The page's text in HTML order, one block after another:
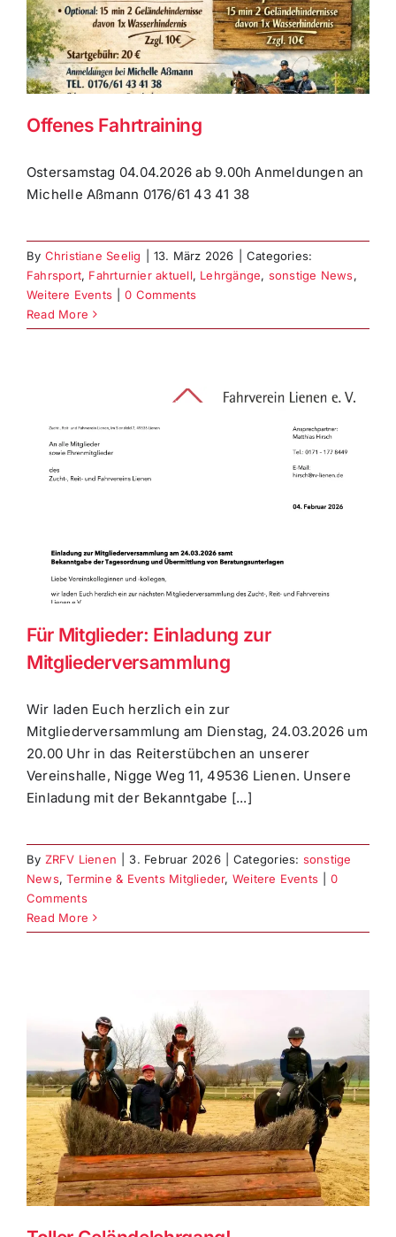
Offenes Fahrtraining
Ostersamstag 04.04.2026 ab 9.00h Anmeldungen an
Michelle Aßmann 0176/61 43 41 38
By Christiane Seelig 13. März 2026
Categories:
Fahrsport, Fahrturnier aktuell, Lehrgänge, sonstige News,
Weitere Events
0 Comments
Read More
Für Mitglieder: Einladung zur
Mitgliederversammlung
Wir laden Euch herzlich ein zur
Mitgliederversammlung am Dienstag, 24.03.2026 um
20.00 Uhr in das Reiterstübchen an unserer
Vereinshalle, Nigge Weg 11, 49536 Lienen. Unsere
Einladung mit der Bekanntgabe [...]
By ZRFV Lienen 3. Februar 2026 Categories: sonstige
News,Termine & Events Mitglieder, Weitere Events
0
Comments
Read More